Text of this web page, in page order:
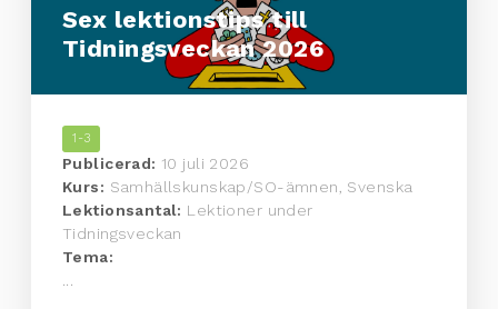
Sex lektionstips till
Tidningsveckan 2026
1-3
Publicerad: 10 juli 2026
Kurs: Samhällskunskap/SO-ämnen, Svenska
Lektionsantal: Lektioner under
Tidningsveckan
Tema:
...